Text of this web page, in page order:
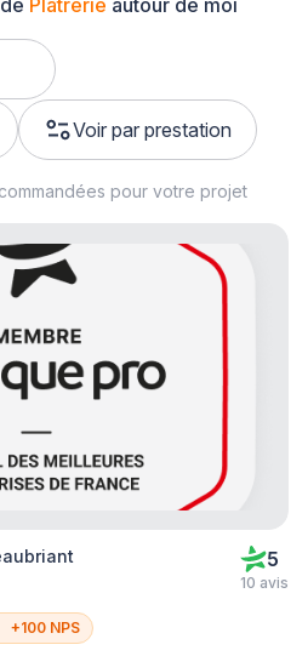
Plâtrerie autour de moi
Voir par prestation
pour votre projet
5
10 avis
+100 NPS